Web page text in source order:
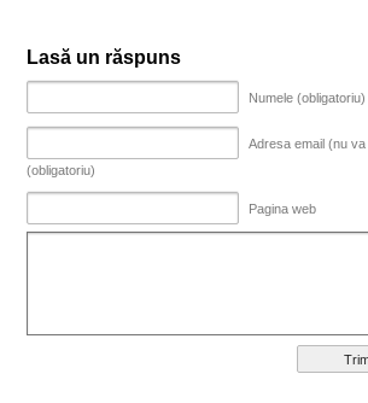
Lasă un răspuns
Numele (obligatoriu)
Adresa email (nu va
(obligatoriu)
Pagina web